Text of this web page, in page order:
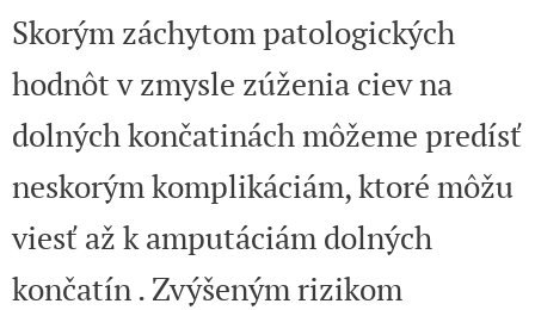
Skorým záchytom patologických
hodnôt v zmysle zúženia ciev na
dolných končatinách môžeme predísť
neskorým komplikáciám, ktoré môžu
viesť až k amputáciám dolných
končatín . Zvýšeným rizikom